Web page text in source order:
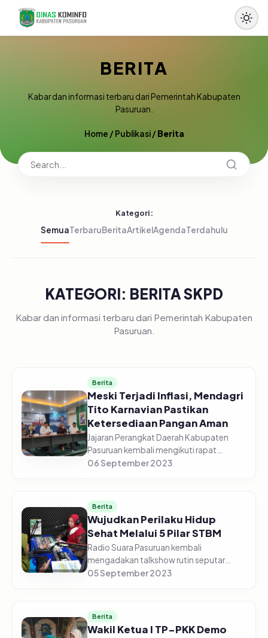
BERITA
Kabar dan informasi terbaru dari Pemerintah Kabupaten
Pasuruan.
Home /Publikasi/Berita
Kategori:
SemuaTerbaruBeritaArtikelAgendaTerdahulu
KATEGORI: BERITA SKPD
Kabar dan informasi terbaru dari Pemerintah Kabupaten
Pasuruan.
Berita
Meski Terjadi Inflasi, Mendagri
Tito Karnavian Pastikan
Ketersediaan Pangan Aman
Jajaran Perangkat Daerah Kabupaten
Pasuruan kembali mengikuti rapat
koordinasi pengendalian inflasi daerah
Dinas...
06 September 2023
Berita
Wujudkan Perilaku Hidup
Sehat Melalui 5 Pilar STBM
Radio Suara Pasuruan kembali
mengadakan talkshow rutin seputar
kesehatan, bekerja sama dengan Dinas
to...
05 September 2023
Berita
Wakil Ketua I TP-PKK Demo